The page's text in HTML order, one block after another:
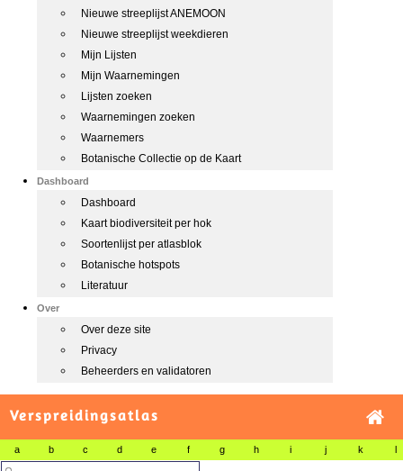
Nieuwe streeplijst ANEMOON
Nieuwe streeplijst weekdieren
Mijn Lijsten
Mijn Waarnemingen
Lijsten zoeken
Waarnemingen zoeken
Waarnemers
Botanische Collectie op de Kaart
Dashboard
Dashboard
Kaart biodiversiteit per hok
Soortenlijst per atlasblok
Botanische hotspots
Literatuur
Over
Over deze site
Privacy
Beheerders en validatoren
Verspreidingsatlas
a b c d e f g h i j k l